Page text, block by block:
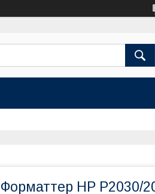
Форматтер HP P2030/